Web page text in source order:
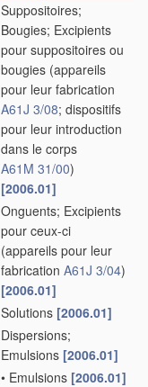
Suppositoires;
Bougies; Excipients
pour suppositoires ou
bougies (appareils
pour leur fabrication
A61J 3/08; dispositifs
pour leur introduction
dans le corps
A61M 31/00)
[2006.01]
Onguents; Excipients
pour ceux-ci
(appareils pour leur
fabrication A61J 3/04)
[2006.01]
Solutions [2006.01]
Dispersions;
Emulsions [2006.01]
• Emulsions [2006.01]